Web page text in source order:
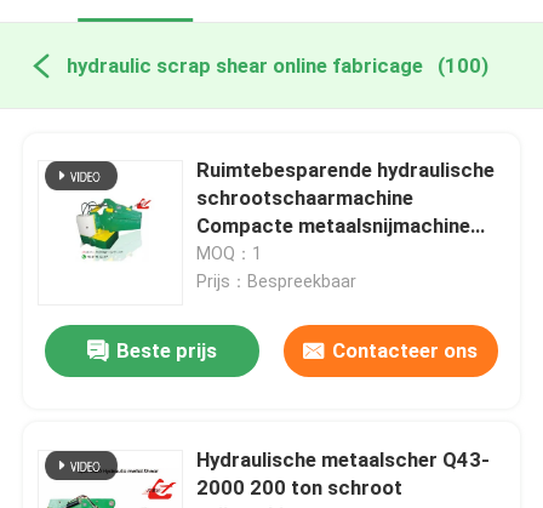
hydraulic scrap shear online fabricage (100)
Ruimtebesparende hydraulische
schrootschaarmachine
Compacte metaalsnijmachine
Wanshida metaalschaar
MOQ：1
Prijs：Bespreekbaar
Beste prijs Contacteer ons
Hydraulische metaalscher Q43-
2000 200 ton schroot